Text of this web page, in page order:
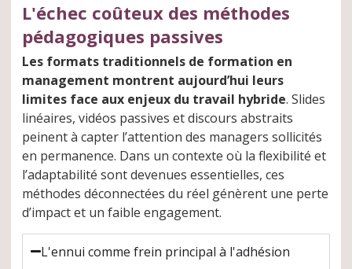
L'échec coûteux des méthodes
pédagogiques passives
Les formats traditionnels de formation en
management montrent aujourd’hui leurs
limites face aux enjeux du travail hybride. Slides
linéaires, vidéos passives et discours abstraits
peinent à capter l’attention des managers sollicités
en permanence. Dans un contexte où la flexibilité et
l’adaptabilité sont devenues essentielles, ces
méthodes déconnectées du réel génèrent une perte
d’impact et un faible engagement.
L'ennui comme frein principal à l'adhésion